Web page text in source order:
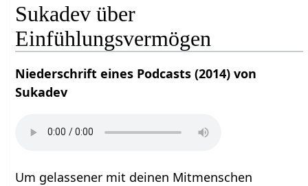
Sukadev über
Einfühlungsvermögen
Niederschrift eines Podcasts (2014) von
Sukadev
Um gelassener mit deinen Mitmenschen